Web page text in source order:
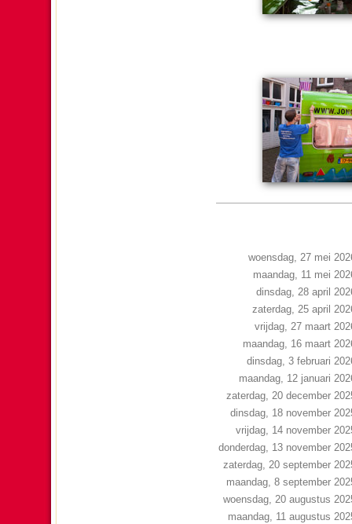
woensdag, 27 mei
maandag, 11 mei
dinsdag, 28 april
zaterdag, 25 april
vrijdag, 27 maart
maandag, 16 maart
dinsdag, 3 februari
maandag, 12 januari
zaterdag, 20 december
dinsdag, 18 november
vrijdag, 14 november
donderdag, 13 november
zaterdag, 20 september
maandag, 8 september
woensdag, 20 augustus
maandag, 11 augustus